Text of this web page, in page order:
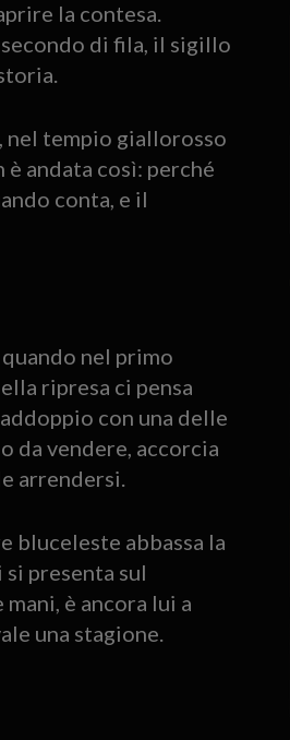
la contesa.
di fila, il sigillo
nel tempio giallorosso
andata così: perché
conta, e il
nel primo
ripresa ci pensa
con una delle
da vendere, accorcia
arrendersi.
bluceleste abbassa la
presenta sul
è ancora lui a
una stagione.